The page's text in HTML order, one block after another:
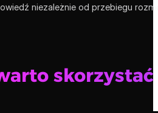
niezależnie od przebiegu